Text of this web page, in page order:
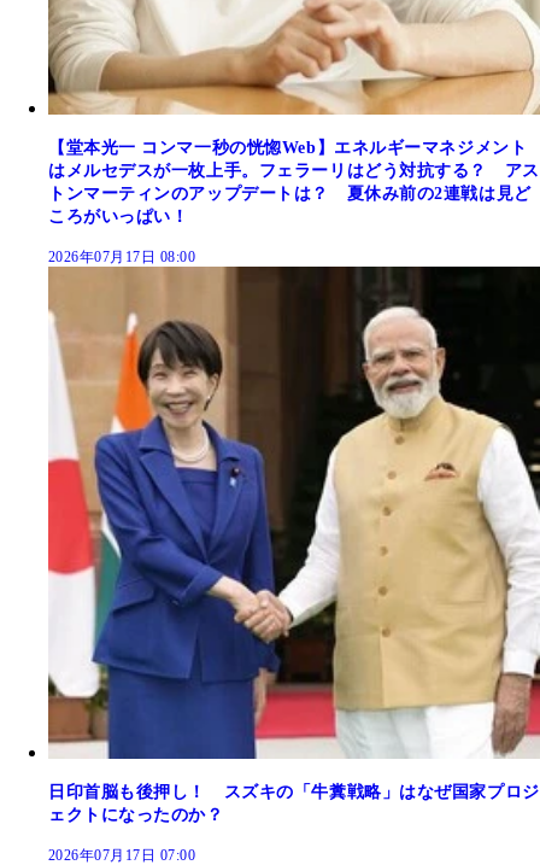
【堂本光一 コンマ一秒の恍惚Web】エネルギーマネジメント
はメルセデスが一枚上手。フェラーリはどう対抗する？ アス
トンマーティンのアップデートは？ 夏休み前の2連戦は見ど
ころがいっぱい！
2026年07月17日 08:00
日印首脳も後押し！ スズキの「牛糞戦略」はなぜ国家プロジ
ェクトになったのか？
2026年07月17日 07:00